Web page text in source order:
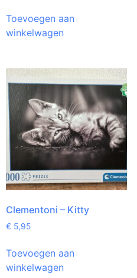
Toevoegen aan
winkelwagen
Clementoni – Kitty
€ 5,95
Toevoegen aan
winkelwagen